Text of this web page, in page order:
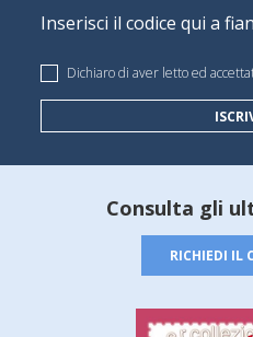
Inserisci il codice qui a
Dichiaro di aver letto ed
Consulta gli
RICHIEDI IL